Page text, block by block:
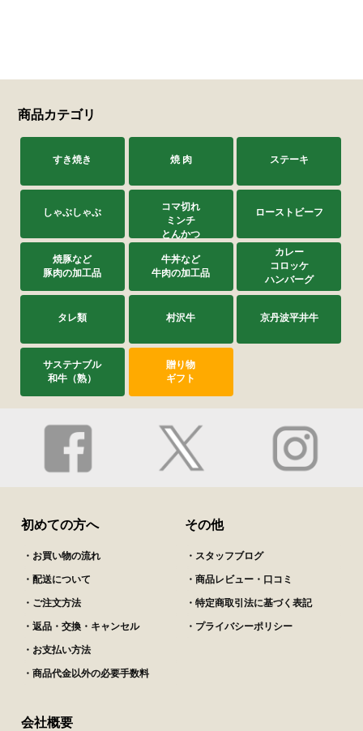
商品カテゴリ
すき焼き 焼 肉 ステーキ
しゃぶしゃぶ
コマ切れ
ミンチ
とんかつ
ローストビーフ
焼豚など
豚肉の加工品
牛丼など
牛肉の加工品
カレー
コロッケ
ハンバーグ
タレ類 村沢牛 京丹波平井牛
サステナブル
和牛（熟）
贈り物
ギフト
初めての方へ
・お買い物の流れ
・配送について
・ご注文方法
・返品・交換・キャンセル
・お支払い方法
・商品代金以外の必要手数料
その他
・スタッフブログ
・商品レビュー・口コミ
・特定商取引法に基づく表記
・プライバシーポリシー
会社概要